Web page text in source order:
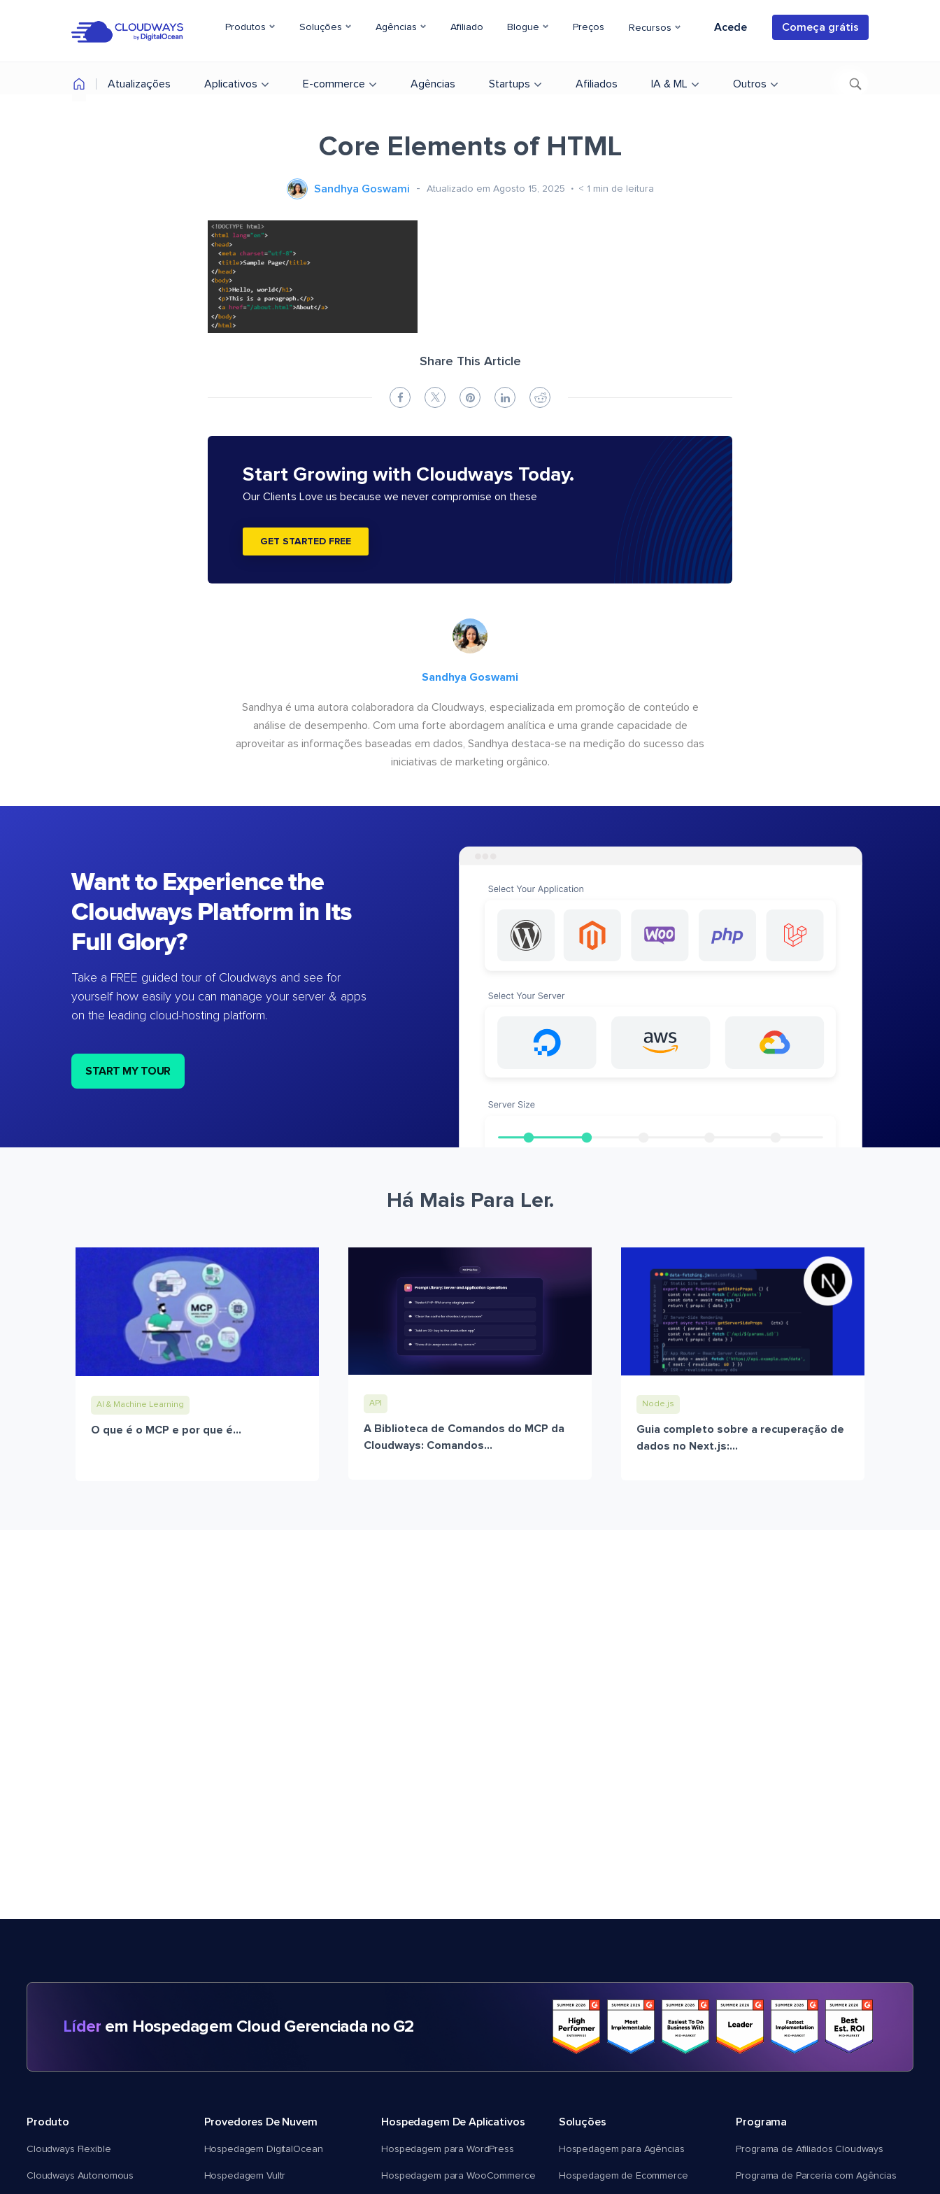
Produtos Soluções Agências Afiliado Blogue Preços Recursos Acede Começa grátis
Atualizações Aplicativos E-commerce Agências Startups Afiliados IA & ML Outros
Core Elements of HTML
Sandhya Goswami Atualizado em Agosto 15, 2025 < 1 min de leitura
Share This Article
Start Growing with Cloudways Today.
Our Clients Love us because we never compromise on these
GET STARTED FREE
Sandhya Goswami
Sandhya é uma autora colaboradora da Cloudways, especializada em promoção de conteúdo e
análise de desempenho. Com uma forte abordagem analítica e uma grande capacidade de
aproveitar as informações baseadas em dados, Sandhya destaca-se na medição do sucesso das
iniciativas de marketing orgânico.
Want to Experience the
Cloudways Platform in Its
Full Glory?
Take a FREE guided tour of Cloudways and see for
yourself how easily you can manage your server & apps
on the leading cloud-hosting platform.
START MY TOUR
Há Mais Para Ler.
AI & Machine Learning
O que é o MCP e por que é...
API
A Biblioteca de Comandos do MCP da
Cloudways: Comandos...
Node.js
Guia completo sobre a recuperação de
dados no Next.js:...
Líder em Hospedagem Cloud Gerenciada no G2
Produto
Cloudways Flexible
Cloudways Autonomous
Provedores De Nuvem
Hospedagem DigitalOcean
Hospedagem Vultr
Hospedagem De Aplicativos
Hospedagem para WordPress
Hospedagem para WooCommerce
Soluções
Hospedagem para Agências
Hospedagem de Ecommerce
Programa
Programa de Afiliados Cloudways
Programa de Parceria com Agências